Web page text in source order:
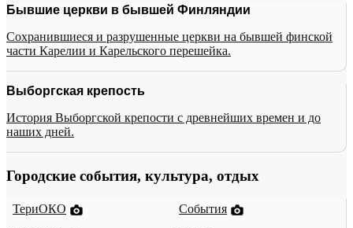
Бывшие церкви в бывшей Финляндии
Сохранившиеся и разрушенные церкви на бывшей финской
части Карелии и Карельского перешейка.
Выборгская крепость
История Выборгской крепости с древнейших времен и до
наших дней.
Городские события, культура, отдых
ТериОКО
События